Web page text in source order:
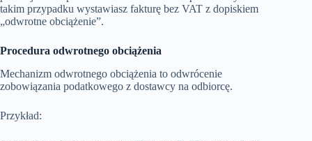
takim przypadku wystawiasz fakturę bez VAT z dopiskiem
„odwrotne obciążenie”.
Procedura odwrotnego obciążenia
Mechanizm odwrotnego obciążenia to odwrócenie
zobowiązania podatkowego z dostawcy na odbiorcę.
Przykład: